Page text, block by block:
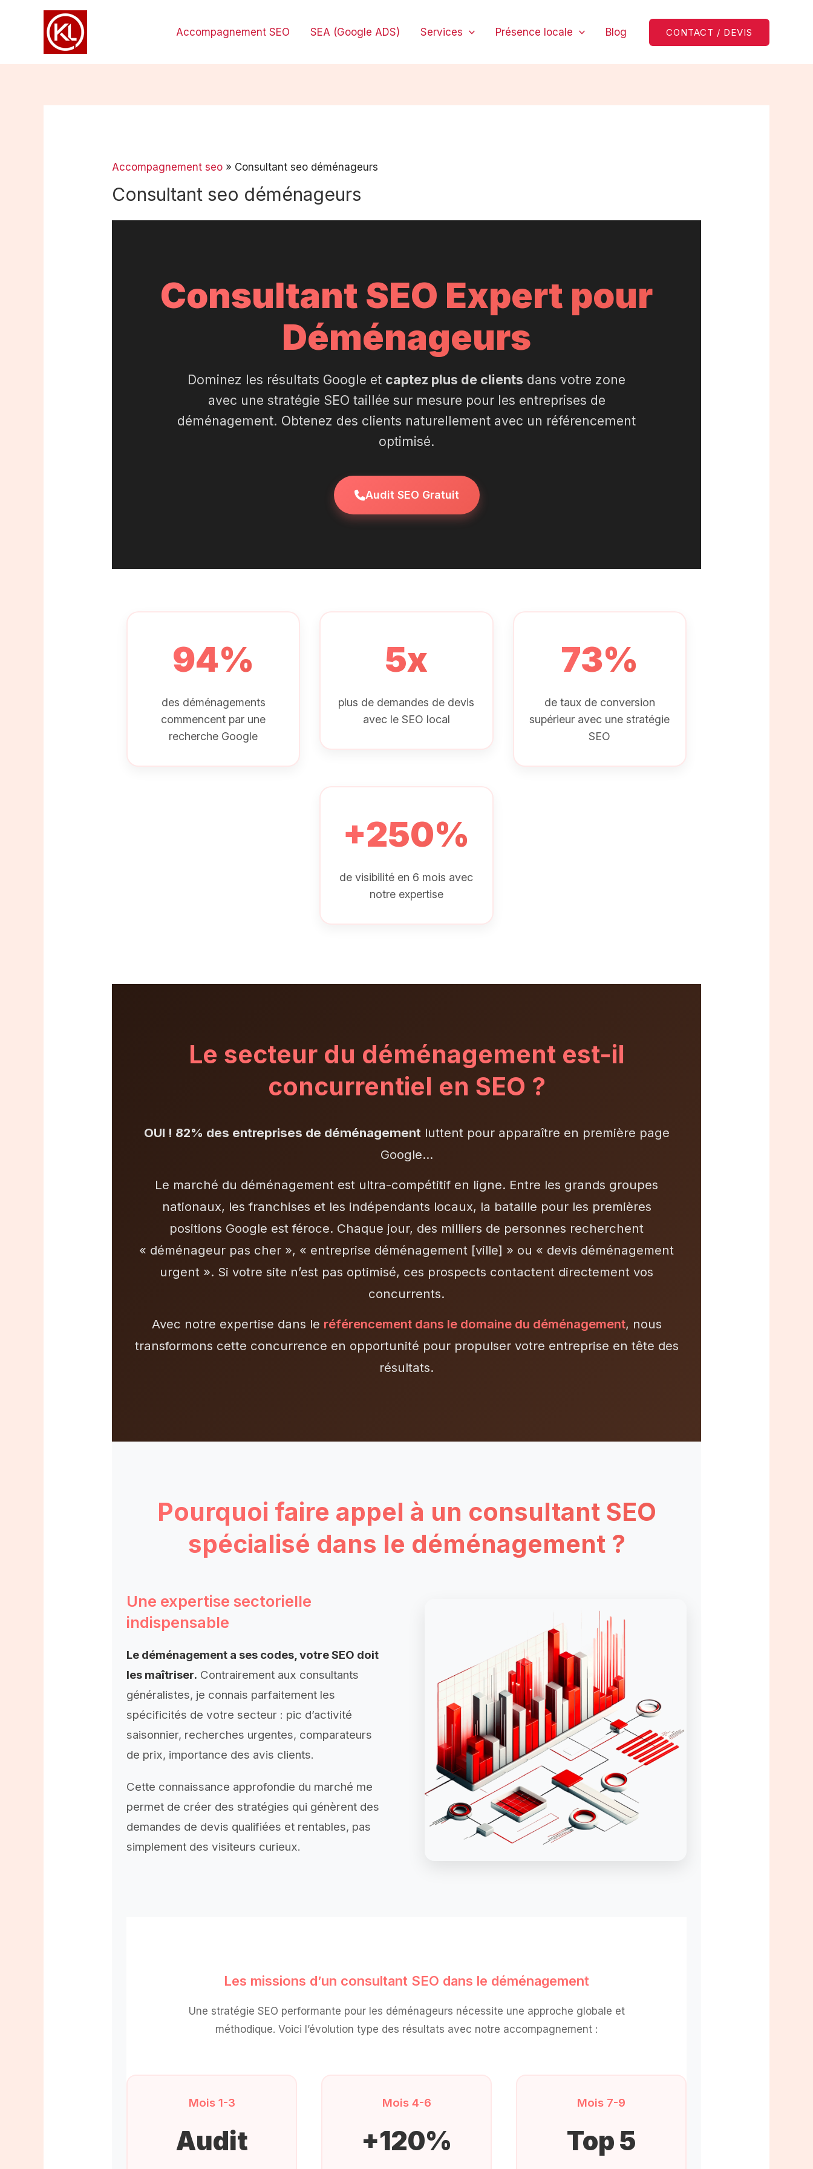
Accompagnement SEO SEA (Google ADS) Services Présence locale Blog CONTACT / DEVIS
Accompagnement seo » Consultant seo déménageurs
Consultant seo déménageurs
Consultant SEO Expert pour
Déménageurs
Dominez les résultats Google et captez plus de clients dans votre zone
avec une stratégie SEO taillée sur mesure pour les entreprises de
déménagement. Obtenez des clients naturellement avec un référencement
optimisé.
Audit SEO Gratuit
94%
des déménagements
commencent par une
recherche Google
5x
plus de demandes de devis
avec le SEO local
73%
de taux de conversion
supérieur avec une stratégie
SEO
+250%
de visibilité en 6 mois avec
notre expertise
Le secteur du déménagementest-il
concurrentiel en SEO ?
OUI ! 82% des entreprises de déménagementluttent pour apparaître en première page
Google…
Le marché du déménagement est ultra-compétitif en ligne. Entre les grands groupes
nationaux, les franchises et les indépendants locaux, la bataille pour les premières
positions Google est féroce. Chaque jour, des milliers de personnes recherchent
« déménageur pas cher », « entreprise déménagement [ville] » ou « devis déménagement
urgent ». Si votre site n’est pas optimisé, ces prospects contactent directement vos
concurrents.
Avec notre expertise dans le référencement dans le domaine du déménagement, nous
transformons cette concurrence en opportunité pour propulser votre entreprise en tête des
résultats.
Pourquoi faire appel à un consultantSEO
spécialisé dans le déménagement ?
Une expertise sectorielle
indispensable
Le déménagement a ses codes, votre SEO doit
les maîtriser. Contrairement aux consultants
généralistes, je connais parfaitement les
spécificités de votre secteur : pic d’activité
saisonnier, recherches urgentes, comparateurs
de prix, importance des avis clients.
Cette connaissance approfondie du marché me
permet de créer des stratégies qui génèrent des
demandes de devis qualifiées et rentables, pas
simplement des visiteurs curieux.
Les missions d’un consultant SEO dans le déménagement
Une stratégie SEO performante pour les déménageurs nécessite une approche globale et
méthodique. Voici l’évolution type des résultats avec notre accompagnement :
Mois 1-3
Audit
Mois 4-6
+120%
Mois 7-9
Top 5